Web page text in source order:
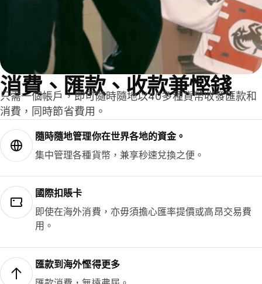
消費、匯款、收款兼慳錢
只需一個帳戶，即可隨時隨地以40多種貨幣收發匯款和
消費，同時節省費用。
隨時隨地管理你在世界各地的資金。
集中管理各種貨幣，兼享秒速兌換之便。
國際扣賬卡
即使在海外消費，亦毋須擔心匯率提價或高昂交易費
用。
匯款到海外慳得更多